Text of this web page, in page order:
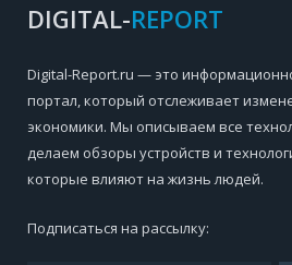
DIGITAL-REPORT
Digital-Report.ru — это
портал, который отслеживает
экономики. Мы описываем все
делаем обзоры устройств и
которые влияют на жизнь людей.
Подписаться на рассылку: